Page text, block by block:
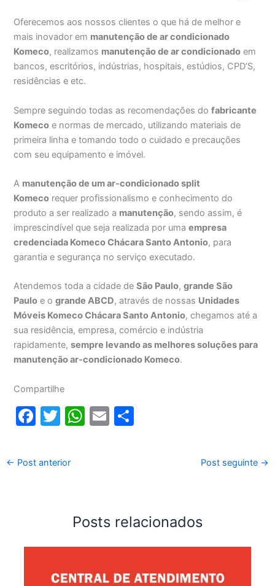
Oferecemos aos nossos clientes o que há de melhor e
mais inovador em manutenção de ar condicionado
Komeco, realizamos manutenção de ar condicionado em
bancos, escritórios, indústrias, hospitais, estúdios, CPD’S,
residências e etc.
Sempre seguindo todas as recomendações dofabricante
Komeco e normas de mercado, utilizando materiais de
primeira linha e tomando todo o cuidado e precauções
com seu equipamento e imóvel.
A manutenção de um ar-condicionado split
Komeco requer profissionalismo e conhecimento do
produto a ser realizado a manutenção, sendo assim, é
imprescindível que seja realizada por umaempresa
credenciada Komeco Chácara Santo Antonio, para
garantia e segurança no serviço executado.
Atendemos toda a cidade deSão Paulo,grande São
Paulo e ogrande ABCD, através de nossas Unidades
Móveis Komeco Chácara Santo Antonio, chegamos até a
sua residência, empresa, comércio e indústria
rapidamente,sempre levando as melhores soluções para
manutenção ar-condicionado Komeco.
Compartilhe
F
c
e
k
T
itt
er
W
p
p
E
← Post anterior Post seguinte →
Posts relacionados